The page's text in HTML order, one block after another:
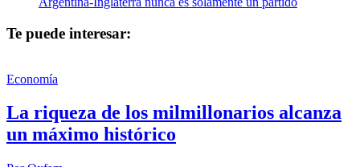
Te puede interesar:
Economía
La riqueza de los milmillonarios alcanza
un máximo histórico